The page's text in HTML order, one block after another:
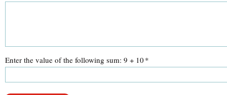
Enter the value of the following sum: 9 + 10 *